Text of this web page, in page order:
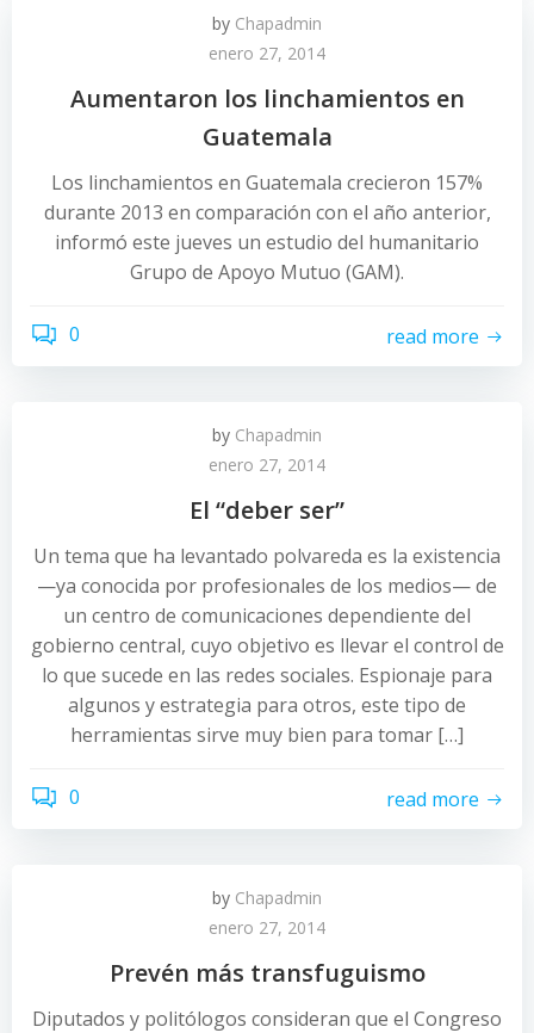
by Chapadmin
enero 27, 2014
Aumentaron los linchamientos en
Guatemala
Los linchamientos en Guatemala crecieron 157%
durante 2013 en comparación con el año anterior,
informó este jueves un estudio del humanitario
Grupo de Apoyo Mutuo (GAM).
0 read more
by Chapadmin
enero 27, 2014
El “deber ser”
Un tema que ha levantado polvareda es la existencia
—ya conocida por profesionales de los medios— de
un centro de comunicaciones dependiente del
gobierno central, cuyo objetivo es llevar el control de
lo que sucede en las redes sociales. Espionaje para
algunos y estrategia para otros, este tipo de
herramientas sirve muy bien para tomar […]
0 read more
by Chapadmin
enero 27, 2014
Prevén más transfuguismo
Diputados y politólogos consideran que el Congreso